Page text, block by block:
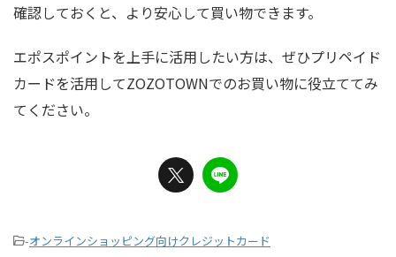
確認しておくと、より安心して買い物できます。
エポスポイントを上手に活用したい方は、ぜひプリペイド
カードを活用してZOZOTOWNでのお買い物に役立ててみ
てください。
-オンラインショッピング向けクレジットカード